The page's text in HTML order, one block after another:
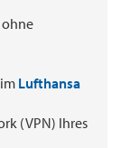
Lufthansa
(VPN) Ihres